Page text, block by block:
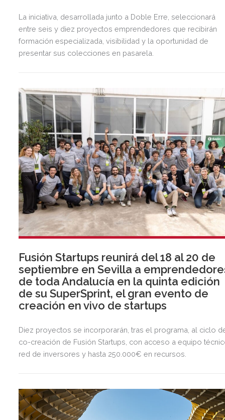
La iniciativa, desarrollada junto a Doble Erre, seleccionará
entre seis y diez proyectos emprendedores que recibirán
formación especializada, visibilidad y la oportunidad de
presentar sus colecciones en pasarela.
Fusión Startups reunirá del 18 al 20 de
septiembre en Sevilla a
de toda Andalucía en la quinta edición
de su SuperSprint, el gran evento de
creación en vivo de startups
Diez proyectos se incorporarán, tras el programa, al ciclo
co-creación de Fusión Startups, con acceso a equipo
red de inversores y hasta 250.000€ en recursos.